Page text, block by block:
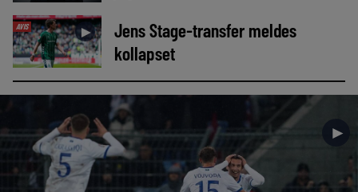
AVIS ►
Jens Stage-transfer meldes
kollapset
►